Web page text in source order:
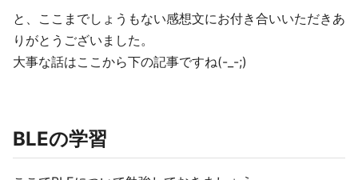
と、ここまでしょうもない感想文にお付き合いいただきあ
りがとうございました。
大事な話はここから下の記事ですね(-_-;)
BLEの学習